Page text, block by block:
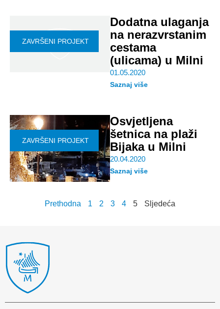
ZAVRŠENI PROJEKT
Dodatna ulaganja
na nerazvrstanim
cestama
(ulicama) u Milni
01.05.2020
Saznaj više
ZAVRŠENI PROJEKT
Osvjetljena
šetnica na plaži
Bijaka u Milni
20.04.2020
Saznaj više
Prethodna 1 2 3 4 5 Sljedeća